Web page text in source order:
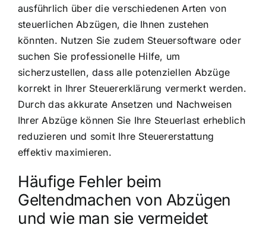
ausführlich über die verschiedenen Arten von
steuerlichen Abzügen, die Ihnen zustehen
könnten. Nutzen Sie zudem Steuersoftware oder
suchen Sie professionelle Hilfe, um
sicherzustellen, dass alle potenziellen Abzüge
korrekt in Ihrer Steuererklärung vermerkt werden.
Durch das akkurate Ansetzen und Nachweisen
Ihrer Abzüge können Sie Ihre Steuerlast erheblich
reduzieren und somit Ihre Steuererstattung
effektiv maximieren.
Häufige Fehler beim
Geltendmachen von Abzügen
und wie man sie vermeidet